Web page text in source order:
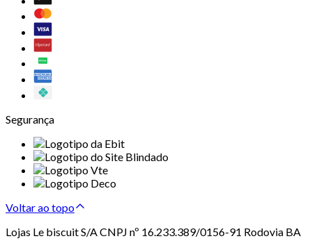
Segurança
Voltar ao topo
Lojas Le biscuit S/A CNPJ nº 16.233.389/0156-91 Rodovia BA